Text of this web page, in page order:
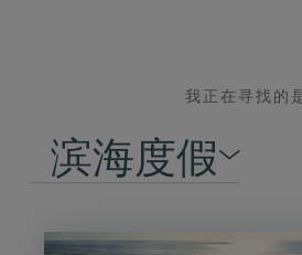
我正在寻找的
滨海度假